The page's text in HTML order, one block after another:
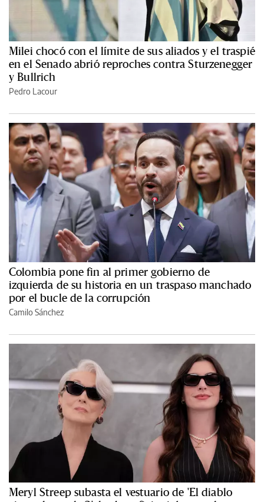
Milei chocó con el límite de sus aliados y el traspié
en el Senado abrió reproches contra Sturzenegger
y Bullrich
Pedro Lacour
Colombia pone fin al primer gobierno de
izquierda de su historia en un traspaso manchado
por el bucle de la corrupción
Camilo Sánchez
Meryl Streep subasta el vestuario de 'El diablo